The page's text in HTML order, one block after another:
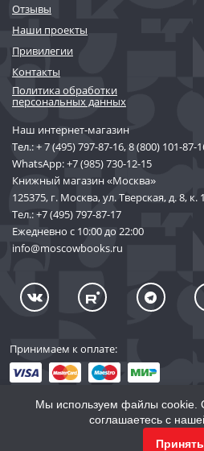
Отзывы
Наши проекты
Привилегии
Контакты
Политика обработки
персональных данных
Наш интернет-магазин
Тел.:+ 7 (495) 797-87-16,8 (800) 101-87-
WhatsApp:+7 (985) 730-12-15
Книжный магазин «Москва»
125375, г. Москва, ул. Тверская, д. 8, к. 1
Тел.:+7 (495) 797-87-17
Ежедневно с 10:00 до 22:00
info@moscowbooks.ru
Принимаем к оплате:
© 2002–2026 «Торговый Дом Книги
Мы используем файлы cookie.
соглашаетесь с
Принять